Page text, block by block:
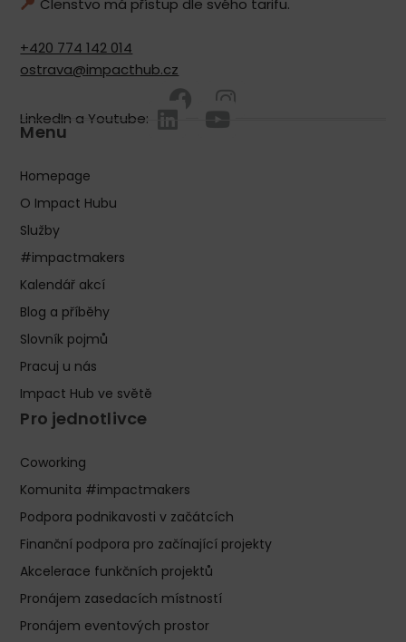
+420 774 142 014
ostrava@impacthub.cz
LinkedIn a Youtube:
Menu
Homepage
O Impact Hubu
Služby
#impactmakers
Kalendář akcí
Blog a příběhy
Slovník pojmů
Pracuj u nás
Impact Hub ve světě
Pro jednotlivce
Coworking
Komunita #impactmakers
Podpora podnikavosti v začátcích
Finanční podpora pro začínající projekty
Akcelerace funkčních projektů
Pronájem zasedacích místností
Pronájem eventových prostor